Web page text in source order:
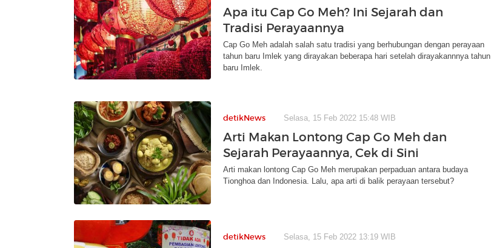
Apa itu Cap Go Meh? Ini Sejarah dan
Tradisi Perayaannya
Cap Go Meh adalah salah satu tradisi yang berhubungan dengan perayaan
tahun baru Imlek yang dirayakan beberapa hari setelah dirayakannnya tahun
baru Imlek.
detikNews Selasa, 15 Feb 2022 15:48 WIB
Arti Makan Lontong Cap Go Meh dan
Sejarah Perayaannya, Cek di Sini
Arti makan lontong Cap Go Meh merupakan perpaduan antara budaya
Tionghoa dan Indonesia. Lalu, apa arti di balik perayaan tersebut?
detikNews Selasa, 15 Feb 2022 13:19 WIB